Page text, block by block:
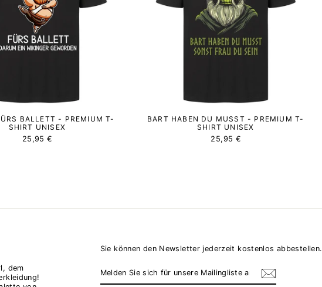
BALLETT - PREMIUM T-
SHIRT UNISEX
25,95 €
BART HABEN DU MUSST - PREMIUM T-
SHIRT UNISEX
25,95 €
dem
Sie können den Newsletter jederzeit kostenlos abbestellen.
SIE